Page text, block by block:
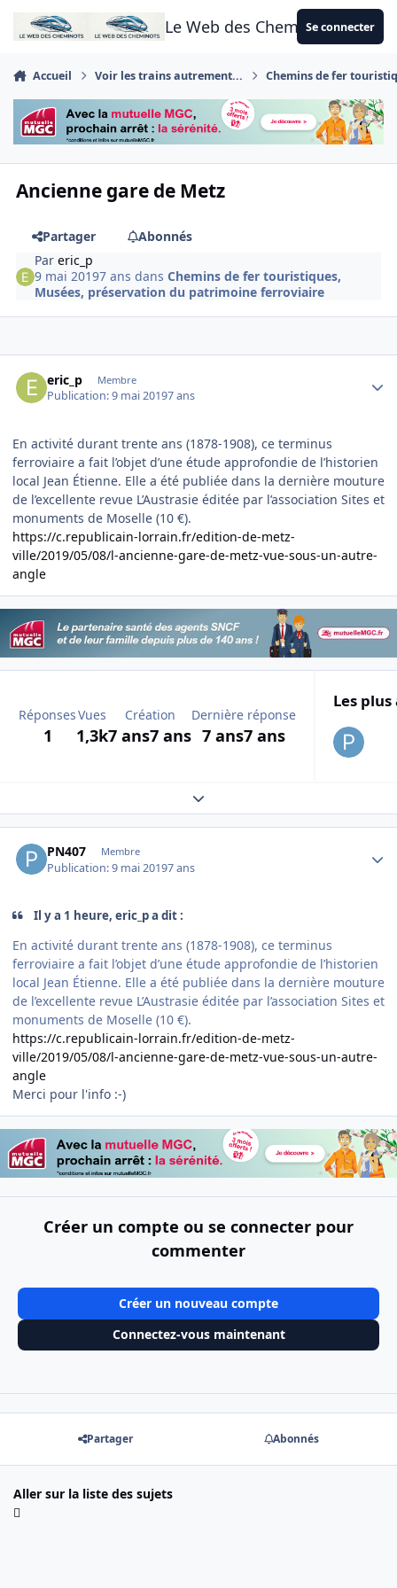
Aller au contenu
Le Web des CheminotsSe connecter
Accueil Voir les trains autrement... Chemins de fer
Ancienne gare de Metz
Partager
Abonnés
Pareric_p
9 mai 20197 ans dansChemins de fer touristiques,
Musées, préservation du patrimoine ferroviaire
eric_p Membre
Publication:9 mai 20197 ans
En activité durant trente ans (1878-1908), ce terminus
ferroviaire a fait l’objet d’une étude approfondie de l’historien
local Jean Étienne. Elle a été publiée dans la dernière mouture
de l’excellente revue L’Austrasie éditée par l’association Sites et
monuments de Moselle (10 €).
https://c.republicain-lorrain.fr/edition-de-metz-
ville/2019/05/08/l-ancienne-gare-de-metz-vue-sous-un-autre-
angle
Réponses
1
Vues
1,3k
Création
7 ans7 ans
Dernière réponse
7 ans7 ans
Les
Expand topic overview
PN407 Membre
Publication:9 mai 20197 ans
Il y a 1 heure, eric_p a dit :
En activité durant trente ans (1878-1908), ce terminus
ferroviaire a fait l’objet d’une étude approfondie de l’historien
local Jean Étienne. Elle a été publiée dans la dernière mouture
de l’excellente revue L’Austrasie éditée par l’association Sites et
monuments de Moselle (10 €).
https://c.republicain-lorrain.fr/edition-de-metz-
ville/2019/05/08/l-ancienne-gare-de-metz-vue-sous-un-autre-
angle
Merci pour l'info :-)
Créer un compte ou se connecter pour
commenter
Créer un nouveau compte
Connectez-vous maintenant
Partager Abonnés
Aller sur la liste des sujets